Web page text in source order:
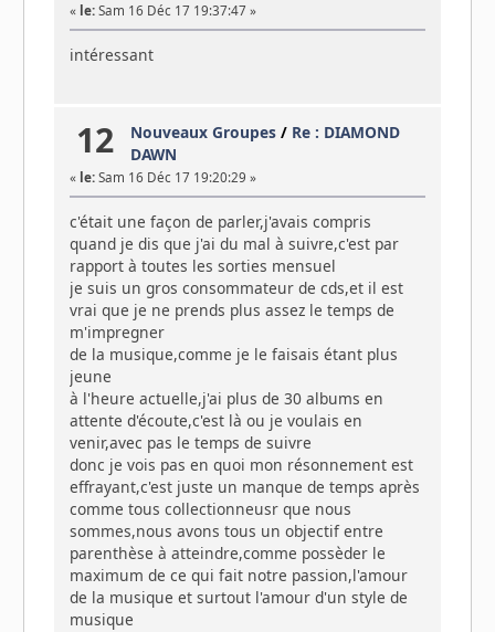
« le:Sam 16 Déc 17 19:37:47 »
intéressant
12 Nouveaux Groupes / Re : DIAMOND
DAWN
« le:Sam 16 Déc 17 19:20:29 »
c'était une façon de parler,j'avais compris
quand je dis que j'ai du mal à suivre,c'est par
rapport à toutes les sorties mensuel
je suis un gros consommateur de cds,et il est
vrai que je ne prends plus assez le temps de
m'impregner
de la musique,comme je le faisais étant plus
jeune
à l'heure actuelle,j'ai plus de 30 albums en
attente d'écoute,c'est là ou je voulais en
venir,avec pas le temps de suivre
donc je vois pas en quoi mon résonnement est
effrayant,c'est juste un manque de temps après
comme tous collectionneusr que nous
sommes,nous avons tous un objectif entre
parenthèse à atteindre,comme possèder le
maximum de ce qui fait notre passion,l'amour
de la musique et surtout l'amour d'un style de
musique